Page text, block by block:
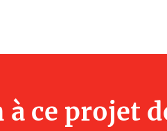
à ce projet